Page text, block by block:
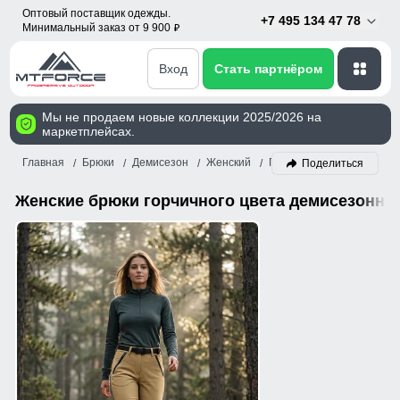
Оптовый поставщик одежды.
Минимальный заказ от 9 900 p
+7 495 134 47 78
Вход Стать партнёром
Мы не продаем новые коллекции 2025/2026 на
маркетплейсах.
Главная Брюки Демисезон Женский ГорчичныйПоделиться
Женские брюки горчичного цвета